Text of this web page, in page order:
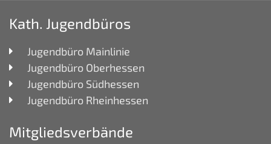
Kath. Jugendbüros
Jugendbüro Mainlinie
Jugendbüro Oberhessen
Jugendbüro Südhessen
Jugendbüro Rheinhessen
Mitgliedsverbände